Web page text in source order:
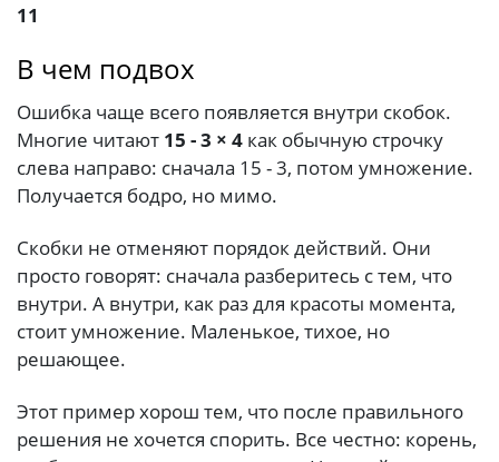
11
В чем подвох
Ошибка чаще всего появляется внутри скобок.
Многие читают 15 - 3 × 4 как обычную строчку
слева направо: сначала 15 - 3, потом умножение.
Получается бодро, но мимо.
Скобки не отменяют порядок действий. Они
просто говорят: сначала разберитесь с тем, что
внутри. А внутри, как раз для красоты момента,
стоит умножение. Маленькое, тихое, но
решающее.
Этот пример хорош тем, что после правильного
решения не хочется спорить. Все честно: корень,